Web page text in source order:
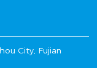
City, Fujian